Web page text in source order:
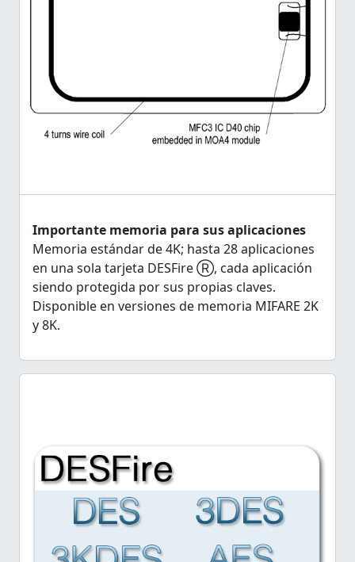
Importante memoria para sus aplicaciones
Memoria estándar de 4K; hasta 28 aplicaciones
en una sola tarjeta DESFire Ⓡ, cada aplicación
siendo protegida por sus propias claves.
Disponible en versiones de memoria MIFARE 2K
y 8K.